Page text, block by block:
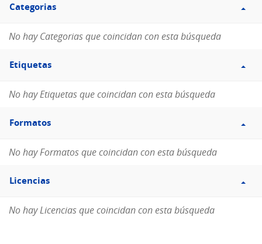
Categorias
Categorias
No hay Categorias que coincidan con esta búsqueda
Filtro
Etiquetas
Etiquetas
No hay Etiquetas que coincidan con esta búsqueda
Filtro
Formatos
Formatos
No hay Formatos que coincidan con esta búsqueda
Filtro
Licencias
Licencias
No hay Licencias que coincidan con esta búsqueda